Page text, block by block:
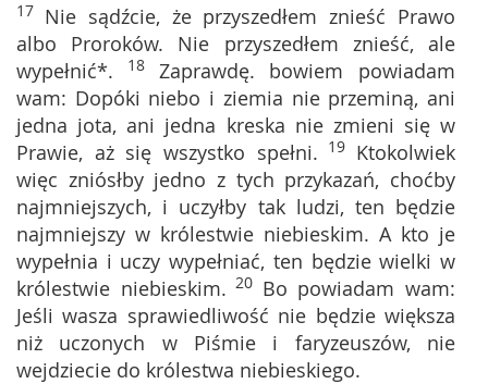
17 Nie sądźcie, że przyszedłem znieść Prawo
albo Proroków. Nie przyszedłem znieść, ale
wypełnić*. 18 Zaprawdę. bowiem powiadam
wam: Dopóki niebo i ziemia nie przeminą, ani
jedna jota, ani jedna kreska nie zmieni się w
Prawie, aż się wszystko spełni. 19 Ktokolwiek
więc zniósłby jedno z tych przykazań, choćby
najmniejszych, i uczyłby tak ludzi, ten będzie
najmniejszy w królestwie niebieskim. A kto je
wypełnia i uczy wypełniać, ten będzie wielki w
królestwie niebieskim. 20 Bo powiadam wam:
Jeśli wasza sprawiedliwość nie będzie większa
niż uczonych w Piśmie i faryzeuszów, nie
wejdziecie do królestwa niebieskiego.